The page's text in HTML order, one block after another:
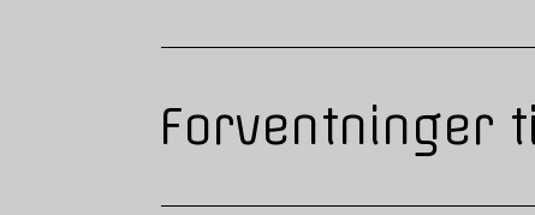
Forventninger